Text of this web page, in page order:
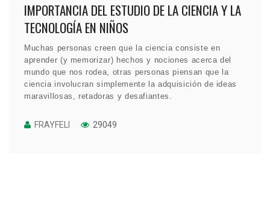
IMPORTANCIA DEL ESTUDIO DE LA CIENCIA Y LA
TECNOLOGÍA EN NIÑOS
Muchas personas creen que la ciencia consiste en
aprender (y memorizar) hechos y nociones acerca del
mundo que nos rodea, otras personas piensan que la
ciencia involucran simplemente la adquisición de ideas
maravillosas, retadoras y desafiantes.
FRAYFELI 29049